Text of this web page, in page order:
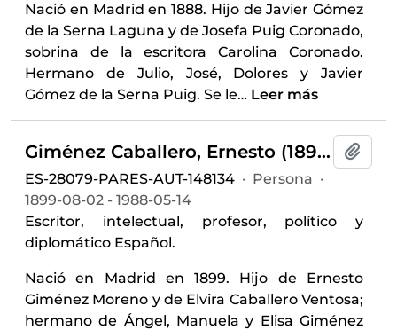
Nació en Madrid en 1888. Hijo de Javier Gómez
de la Serna Laguna y de Josefa Puig Coronado,
sobrina de la escritora Carolina Coronado.
Hermano de Julio, José, Dolores y Javier
Gómez de la Serna Puig. Se le… Leer más
Giménez Caballero, Ernesto (1899-1988)
ES-28079-PARES-AUT-148134 · Persona ·
1899-08-02 - 1988-05-14
Escritor, intelectual, profesor, político y
diplomático Español.
Nació en Madrid en 1899. Hijo de Ernesto
Giménez Moreno y de Elvira Caballero Ventosa;
hermano de Ángel, Manuela y Elisa Giménez